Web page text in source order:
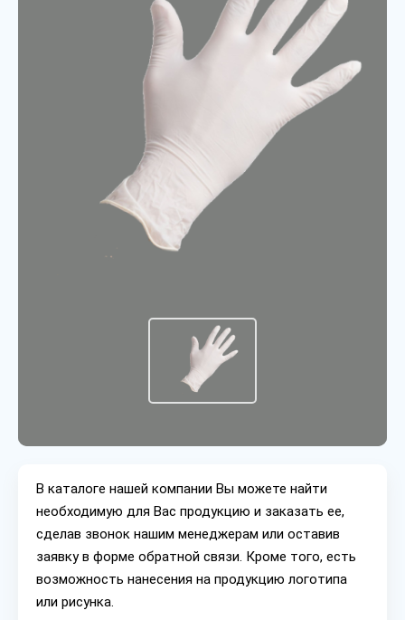
В каталоге нашей компании Вы можете найти
необходимую для Вас продукцию и заказать ее,
сделав звонок нашим менеджерам или оставив
заявку в форме обратной связи. Кроме того, есть
возможность нанесения на продукцию логотипа
или рисунка.